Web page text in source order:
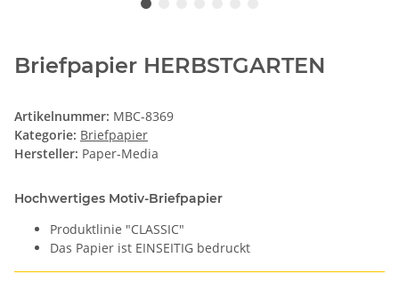
Briefpapier HERBSTGARTEN
Artikelnummer: MBC-8369
Kategorie: Briefpapier
Hersteller: Paper-Media
Hochwertiges Motiv-Briefpapier
Produktlinie "CLASSIC"
Das Papier ist EINSEITIG bedruckt